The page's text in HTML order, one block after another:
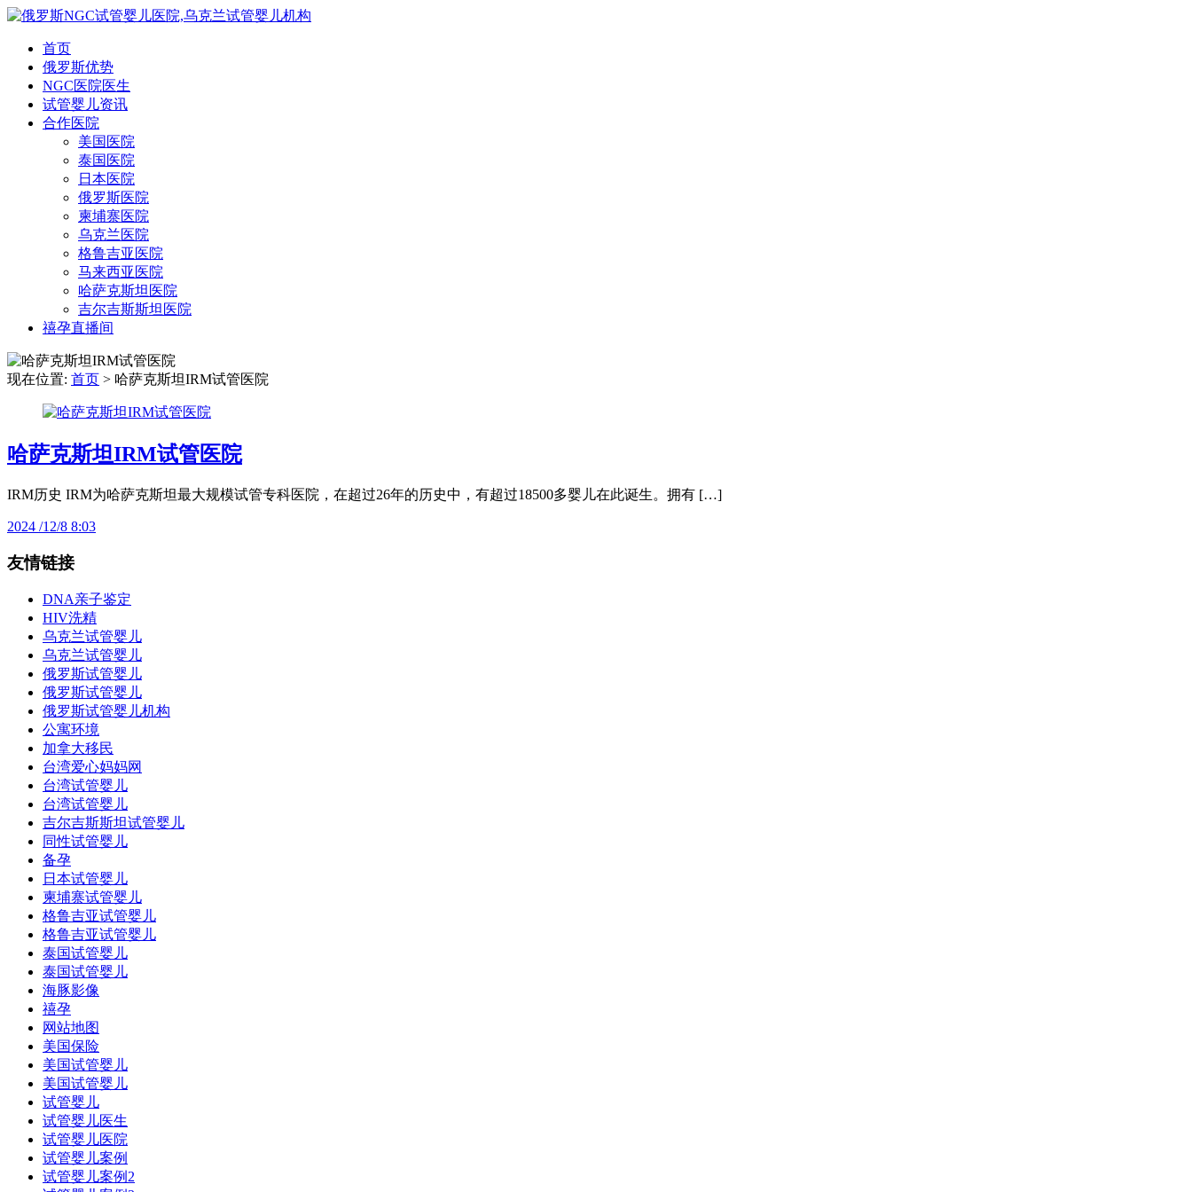
首页
俄罗斯优势
NGC医院医生
试管婴儿资讯
合作医院
美国医院
泰国医院
日本医院
俄罗斯医院
柬埔寨医院
乌克兰医院
格鲁吉亚医院
马来西亚医院
哈萨克斯坦医院
吉尔吉斯斯坦医院
禧孕直播间
现在位置: 首页 > 哈萨克斯坦IRM试管医院
哈萨克斯坦IRM试管医院
IRM历史 IRM为哈萨克斯坦最大规模试管专科医院，在超过26年的历史中，有超过18500多婴儿在此诞生。拥有 […]
2024 /12/8 8:03
友情链接
DNA亲子鉴定
HIV洗精
乌克兰试管婴儿
乌克兰试管婴儿
俄罗斯试管婴儿
俄罗斯试管婴儿
俄罗斯试管婴儿机构
公寓环境
加拿大移民
台湾爱心妈妈网
台湾试管婴儿
台湾试管婴儿
吉尔吉斯斯坦试管婴儿
同性试管婴儿
备孕
日本试管婴儿
柬埔寨试管婴儿
格鲁吉亚试管婴儿
格鲁吉亚试管婴儿
泰国试管婴儿
泰国试管婴儿
海豚影像
禧孕
网站地图
美国保险
美国试管婴儿
美国试管婴儿
试管婴儿
试管婴儿医生
试管婴儿医院
试管婴儿案例
试管婴儿案例2